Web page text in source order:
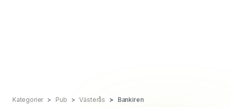
Kategorier Pub Västerås Bankiren